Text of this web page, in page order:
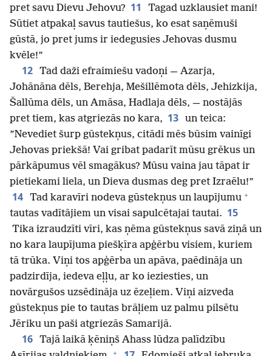
pret savu Dievu Jehovu? 11
Tagad uzklausiet mani!
Sūtiet atpakaļ savus tautiešus, ko esat saņēmuši
gūstā, jo pret jums ir iedegusies Jehovas dusmu
kvēle!”
12 Tad daži efraimiešu vadoņi — Azarja,
Johānāna dēls, Berehja, Mešillēmota dēls, Jehizkija,
Šallūma dēls, un Amāsa, Hadlaja dēls, — nostājās
pret tiem, kas atgriezās no kara, 13 un teica:
”Nevediet šurp gūstekņus, citādi mēs būsim vainīgi
Jehovas priekšā! Vai gribat padarīt mūsu grēkus un
pārkāpumus vēl smagākus? Mūsu vaina jau tāpat ir
pietiekami liela, un Dieva dusmas deg pret Izraēlu!”
14 Tad karavīri nodeva gūstekņus un laupījumu +
tautas vadītājiem un visai sapulcētajai tautai. 15
Tika izraudzīti vīri, kas ņēma gūstekņus savā ziņā un
no kara laupījuma piešķīra apģērbu visiem, kuriem
tā trūka. Viņi tos apģērba un apāva, paēdināja un
padzirdīja, iedeva eļļu, ar ko ieziesties, un
novārgušos uzsēdināja uz ēzeļiem. Viņi aizveda
gūstekņus pie to tautas brāļiem uz palmu pilsētu
Jēriku un paši atgriezās Samarijā.
16 Tajā laikā ķēniņš Ahass lūdza palīdzību
+